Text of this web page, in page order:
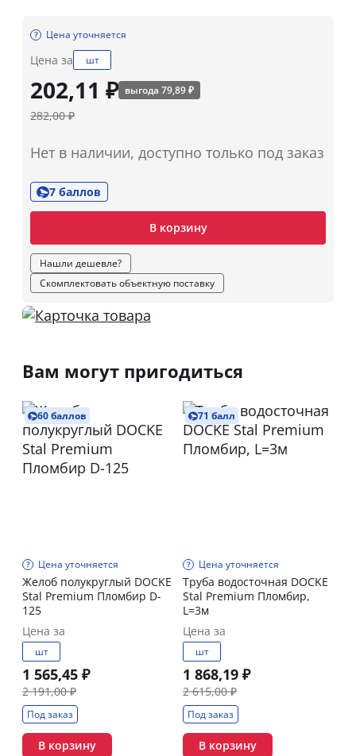
Цена уточняется
Цена за шт
202,11 ₽ выгода 79,89 ₽
282,00 ₽
Нет в наличии, доступно только под заказ
7 баллов
В корзину
Нашли дешевле?
Скомплектовать объектную поставку
Вам могут пригодиться
60 баллов
Цена уточняется
Желоб полукруглый DOCKE
Stal Premium Пломбир D-
125
Цена за
шт
1 565,45 ₽
2 191,00 ₽
Под заказ
В корзину
71 балл
Цена уточняется
Труба водосточная DOCKE
Stal Premium Пломбир,
L=3м
Цена за
шт
1 868,19 ₽
2 615,00 ₽
Под заказ
В корзину